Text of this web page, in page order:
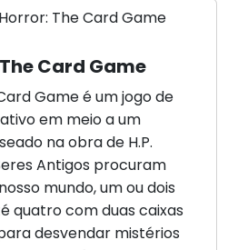
Card Game
Game é um jogo de
em meio a um
na obra de H.P.
Antigos procuram
mundo, um ou dois
quatro com duas caixas
desvendar mistérios